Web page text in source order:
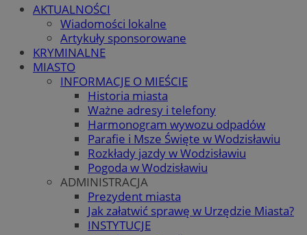
AKTUALNOŚCI
Wiadomości lokalne
Artykuły sponsorowane
KRYMINALNE
MIASTO
INFORMACJE O MIEŚCIE
Historia miasta
Ważne adresy i telefony
Harmonogram wywozu odpadów
Parafie i Msze Święte w Wodzisławiu
Rozkłady jazdy w Wodzisławiu
Pogoda w Wodzisławiu
ADMINISTRACJA
Prezydent miasta
Jak załatwić sprawę w Urzędzie Miasta?
INSTYTUCJE